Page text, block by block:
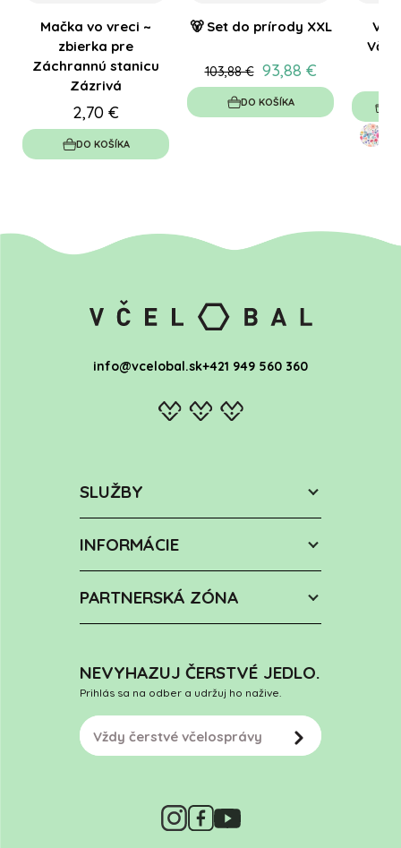
Mačka vo vreci ~
zbierka pre
Záchrannú stanicu
Zázrivá
2,70 €
DO KOŠÍKA
🐻 Set do prírody XXL
103,88 € 93,88 €
DO KOŠÍKA
info@vcelobal.sk+421 949 560 360
SLUŽBY
INFORMÁCIE
PARTNERSKÁ ZÓNA
NEVYHAZUJ ČERSTVÉ JEDLO.
Prihlás sa na odber a udržuj ho nažive.